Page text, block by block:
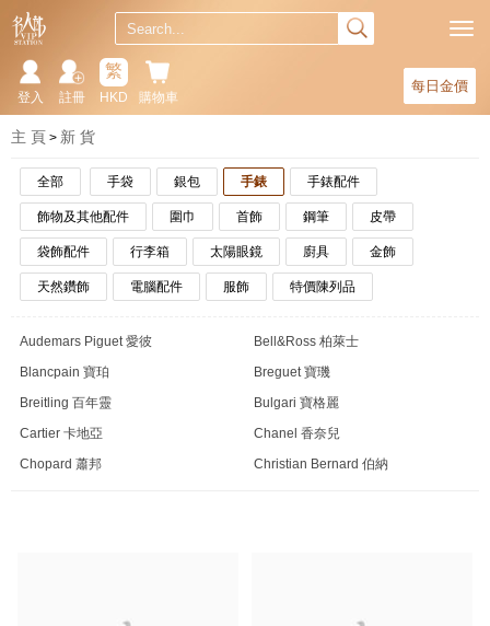
每日金價
購物車
繁
HKD
註冊
登入
主 頁 新 貨
全部 手袋 銀包 手錶 手錶配件
飾物及其他配件 圍巾 首飾 鋼筆 皮帶
袋飾配件 行李箱 太陽眼鏡 廚具 金飾
天然鑽飾 電腦配件 服飾 特價陳列品
Audemars Piguet 愛彼
Bell&Ross 柏萊士
Blancpain 寶珀
Breguet 寶璣
Breitling 百年靈
Bulgari 寶格麗
Cartier 卡地亞
Chanel 香奈兒
Chopard 蕭邦
Christian Bernard 伯納
Jaeger-Lecoultre 積家